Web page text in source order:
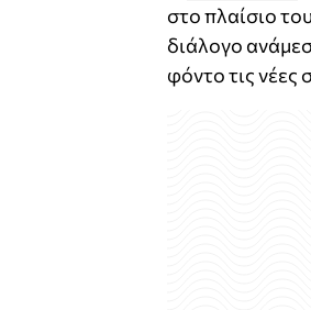
στο πλαίσιο
διάλογο
φόντο τις